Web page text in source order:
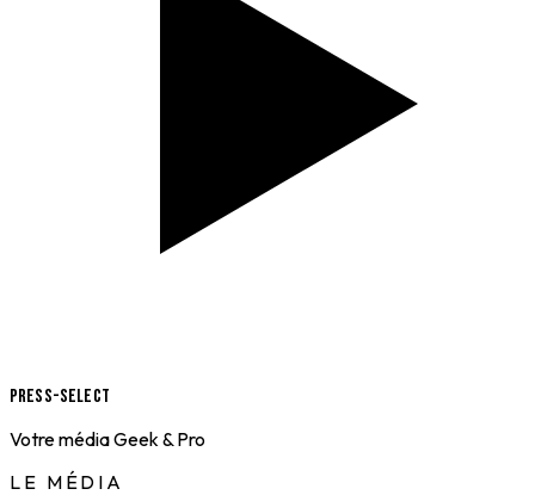
Press-Select
Votre média Geek & Pro
LE MÉDIA